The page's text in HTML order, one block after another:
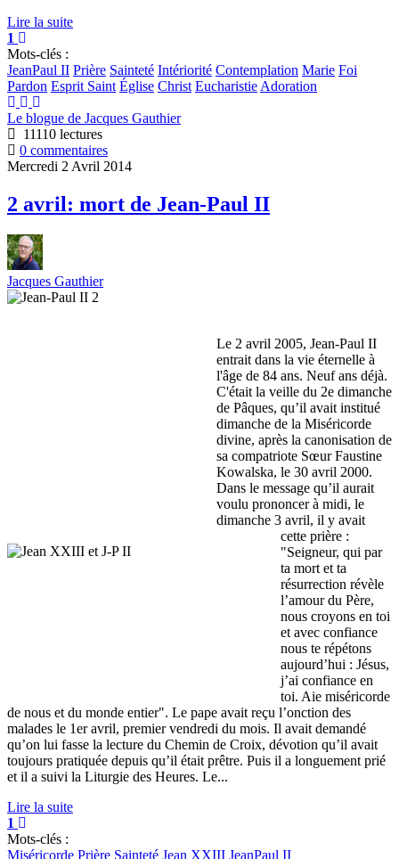
Lire la suite
1
Mots-clés :
JeanPaul II Prière Sainteté Intériorité Contemplation Marie Foi
Pardon Esprit Saint Église Christ Eucharistie Adoration
Le blogue de Jacques Gauthier
11110 lectures
0 commentaires
Mercredi 2 Avril 2014
2 avril: mort de Jean-Paul II
Jacques Gauthier
Le 2 avril 2005, Jean-Paul II
entrait dans la vie éternelle à
l'âge de 84 ans. Neuf ans déjà.
C'était la veille du 2e dimanche
de Pâques, qu’il avait institué
dimanche de la Miséricorde
divine, après la canonisation de
sa compatriote Sœur Faustine
Kowalska, le 30 avril 2000.
Dans le message qu’il aurait
voulu prononcer à midi, le
dimanche 3 avril, il y avait
cette prière :
"Seigneur, qui par
ta mort et ta
résurrection révèle
l’amour du Père,
nous croyons en toi
et avec confiance
nous te répétons
aujourd’hui : Jésus,
j’ai confiance en
toi. Aie miséricorde
de nous et du monde entier". Le pape avait reçu l’onction des
malades le 1er avril, premier vendredi du mois. Il avait demandé
qu’on lui fasse la lecture du Chemin de Croix, dévotion qu’il avait
toujours pratiquée depuis qu’il était prêtre. Puis il a longuement prié
et il a suivi la Liturgie des Heures. Le...
Lire la suite
1
Mots-clés :
Miséricorde Prière Sainteté Jean XXIII JeanPaul II